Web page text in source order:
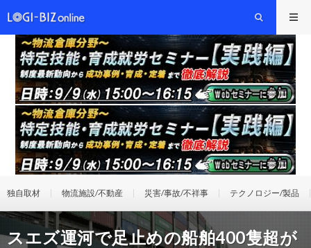
独自取材 物流施設/不動産 災害/事故/不祥事 テクノロジー/製品
スエズ運河で足止めの船舶400隻超が